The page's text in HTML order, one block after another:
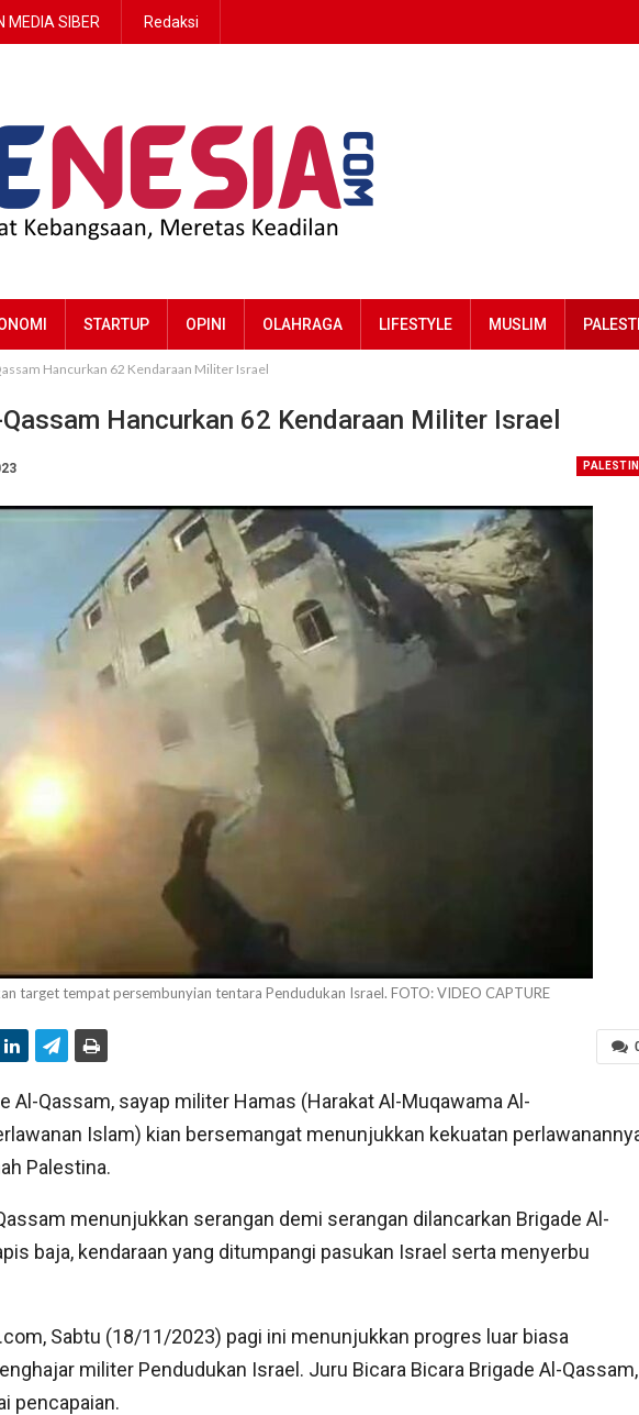
MEDIA SIBER Redaksi
STARTUP OPINI OLAHRAGA LIFESTYLE MUSLIM
Hancurkan 62 Kendaraan Militer Israel
Hancurkan 62 Kendaraan Militer Israel
target tempat persembunyian tentara Pendudukan Israel. FOTO: VIDEO CAPTURE
Al-Qassam, sayap militer Hamas (Harakat Al-Muqawama Al-
Islam) kian bersemangat menunjukkan kekuatan
Palestina.
menunjukkan serangan demi serangan dilancarkan Brigade Al-
baja, kendaraan yang ditumpangi pasukan Israel serta menyerbu
Sabtu (18/11/2023) pagi ini menunjukkan progres luar biasa
militer Pendudukan Israel. Juru Bicara Bicara Brigade Al-Qassam,
pencapaian.